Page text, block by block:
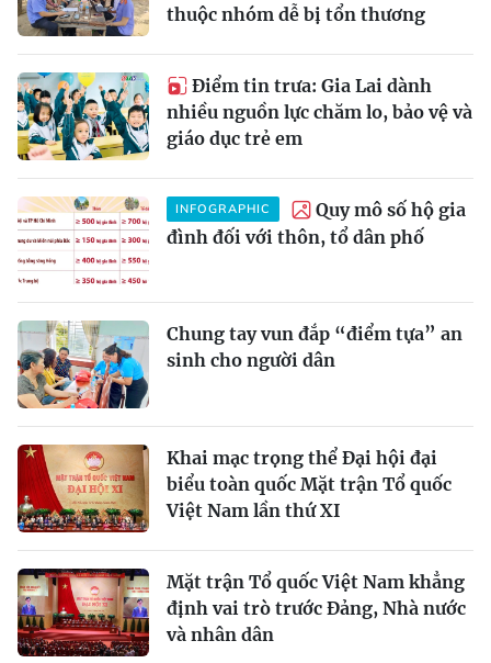
thuộc nhóm dễ bị tổn thương
Điểm tin trưa: Gia Lai dành
nhiều nguồn lực chăm lo, bảo vệ và
giáo dục trẻ em
INFOGRAPHIC
Quy mô số hộ gia
đình đối với thôn, tổ dân phố
Chung tay vun đắp “điểm tựa” an
sinh cho người dân
Khai mạc trọng thể Đại hội đại
biểu toàn quốc Mặt trận Tổ quốc
Việt Nam lần thứ XI
Mặt trận Tổ quốc Việt Nam khẳng
định vai trò trước Đảng, Nhà nước
và nhân dân